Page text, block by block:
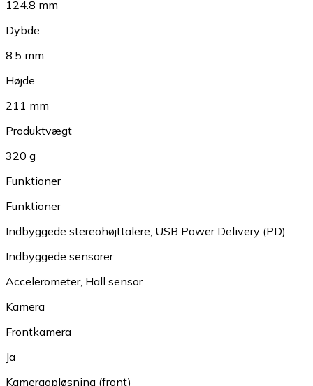
124.8 mm
Dybde
8.5 mm
Højde
211 mm
Produktvægt
320 g
Funktioner
Funktioner
Indbyggede stereohøjttalere USB Power Delivery (PD)
Indbyggede sensorer
Accelerometer, Hall sensor
Kamera
Frontkamera
Ja
Kameraopløsning (front)